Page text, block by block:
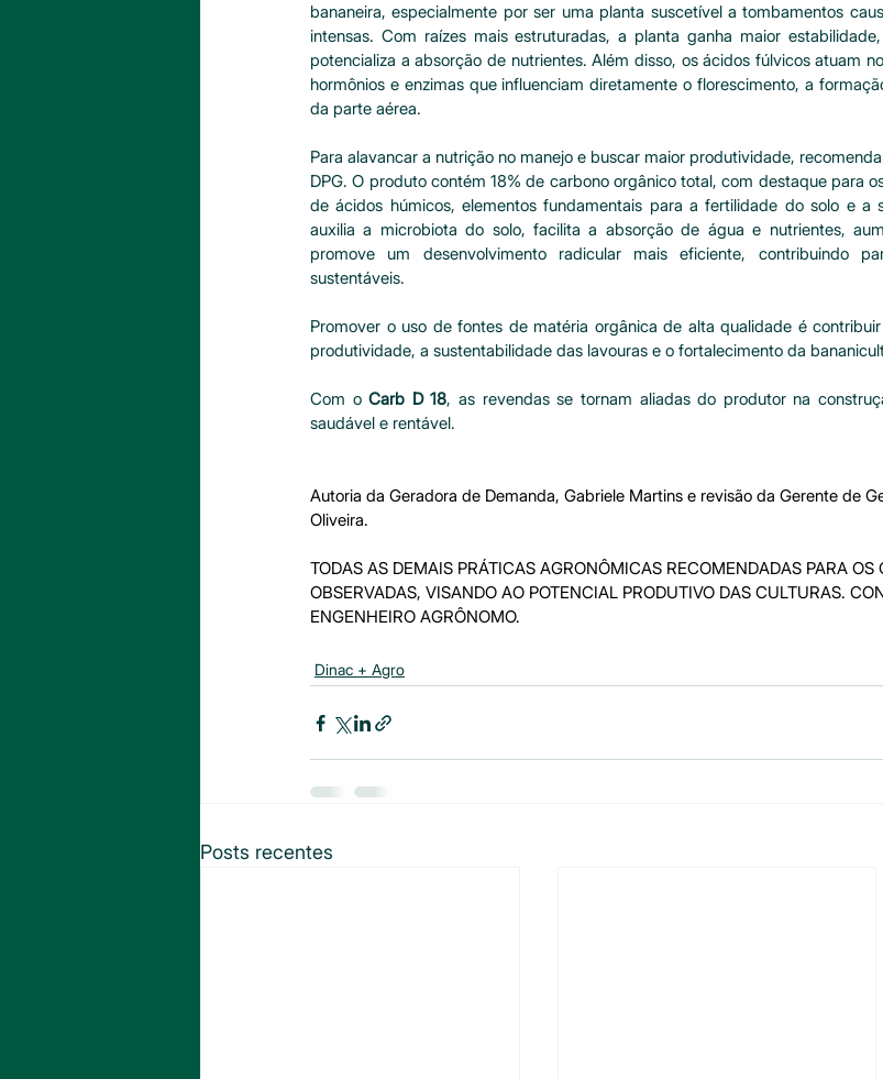
bananeira, especialmente por ser uma planta suscetível a tombamentos
intensas. Com raízes mais estruturadas, a planta ganha maior
potencializa a absorção de nutrientes. Além disso, os ácidos fúlvicos atuam
hormônios e enzimas que influenciam diretamente o florescimento, a
da parte aérea.
Para alavancar a nutrição no manejo e buscar maior produtividade,
DPG. O produto contém 18% de carbono orgânico total, com destaque para
de ácidos húmicos, elementos fundamentais para a fertilidade do solo e a
auxilia a microbiota do solo, facilita a absorção de água e nutrientes,
promove um desenvolvimento radicular mais eficiente, contribuindo
sustentáveis.
Promover o uso de fontes de matéria orgânica de alta qualidade é
produtividade, a sustentabilidade das lavouras e o fortalecimento da
Com o Carb D 18, as revendas se tornam aliadas do produtor na
saudável e rentável.
Autoria da Geradora de Demanda, Gabriele Martins e revisão da Gerente de
Oliveira.
TODAS AS DEMAIS PRÁTICAS AGRONÔMICAS RECOMENDADAS PARA OS
OBSERVADAS, VISANDO AO POTENCIAL PRODUTIVO DAS CULTURAS.
ENGENHEIRO AGRÔNOMO.
Dinac + Agro
Posts recentes